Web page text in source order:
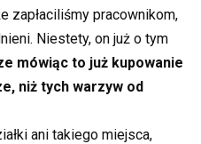
zapłaciliśmy pracownikom,
Niestety, on już o tym
mówiąc to już kupowanie
niż tych warzyw od
ani takiego miejsca,